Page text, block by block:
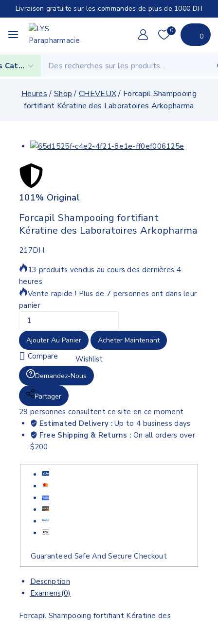
Livraison gratuite sur les commandes de plus de 1000 DH
0
0
Heures / Shop / CHEVEUX / Forcapil Shampooing
fortifiant Kératine des Laboratoires Arkopharma
101% Original
Forcapil Shampooing fortifiant
Kératine des Laboratoires Arkopharma
217DH
13 produits vendus au cours des dernières 4
heures
Vente rapide ! Plus de 7 personnes ont dans leur
panier
Ajouter Au Panier Acheter Maintenant
Compare Wishlist
Demandez-Nous
Partager
29 personnes consultent ce site en ce moment
Estimated Delivery :Up to 4 business days
Free Shipping & Returns : On all orders over
$200
Guaranteed Safe And Secure Checkout
Description
Examens(0)
Forcapil Shampooing fortifiant Kératine des